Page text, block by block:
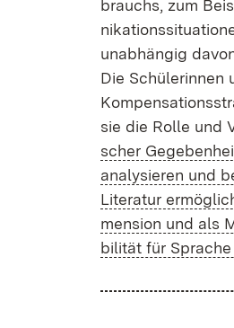
brauchs, zum
un­ab­hän­gig
Die Schü­le­rin­nen
sie die Rol­le und
scher
ana­ly­sie­ren und
Li­te­ra­tur
men­si­on und als
bi­li­tät für